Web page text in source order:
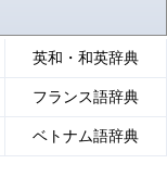
英和・和英辞典
フランス語辞典
ベトナム語辞典